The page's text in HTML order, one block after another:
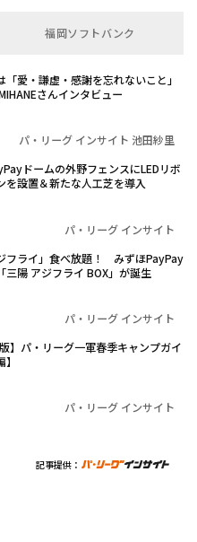
福岡ソフトバンク
「愛・謙虚・感謝を忘れないこと」
さんインタビュー
パ・リーグ インサイト 池田紗里
ドームの外野フェンスにLEDリボ
を設置＆新たな人工芝を導入
パ・リーグ インサイト
フライ」食べ放題！ みずほPayPay
三陽 アジフライ BOX」が誕生
パ・リーグ インサイト
版】パ・リーグ一軍春季キャンプガイ
パ・リーグ インサイト
記事提供：